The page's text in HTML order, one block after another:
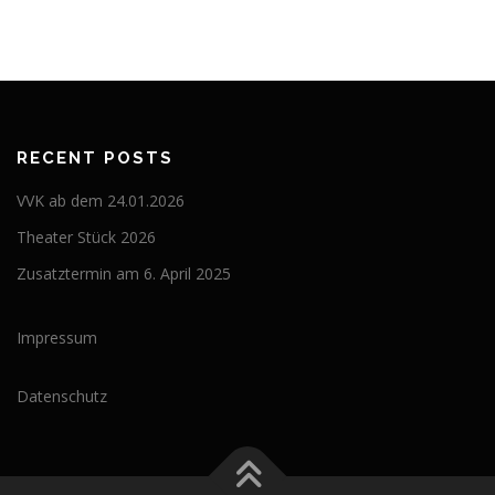
RECENT POSTS
VVK ab dem 24.01.2026
Theater Stück 2026
Zusatztermin am 6. April 2025
Impressum
Datenschutz